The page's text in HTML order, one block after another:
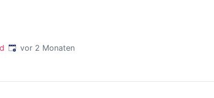
Veröffentlicht:
vor 2 Monaten